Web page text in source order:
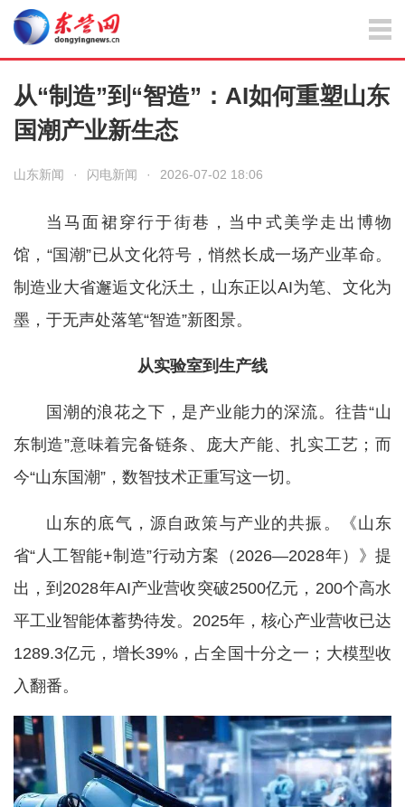
从“制造”到“智造”：AI如何重塑山东
国潮产业新生态
山东新闻 · 闪电新闻 · 2026-07-02 18:06
当马面裙穿行于街巷，当中式美学走出博物
馆，“国潮”已从文化符号，悄然长成一场产业革命。
制造业大省邂逅文化沃土，山东正以AI为笔、文化为
墨，于无声处落笔“智造”新图景。
从实验室到生产线
国潮的浪花之下，是产业能力的深流。往昔“山
东制造”意味着完备链条、庞大产能、扎实工艺；而
今“山东国潮”，数智技术正重写这一切。
山东的底气，源自政策与产业的共振。《山东
省“人工智能+制造”行动方案（2026—2028年）》提
出，到2028年AI产业营收突破2500亿元，200个高水
平工业智能体蓄势待发。2025年，核心产业营收已达
1289.3亿元，增长39%，占全国十分之一；大模型收
入翻番。